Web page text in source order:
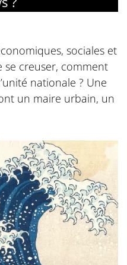
sociales et
se creuser, comment
nationale ? Une
un maire urbain, un